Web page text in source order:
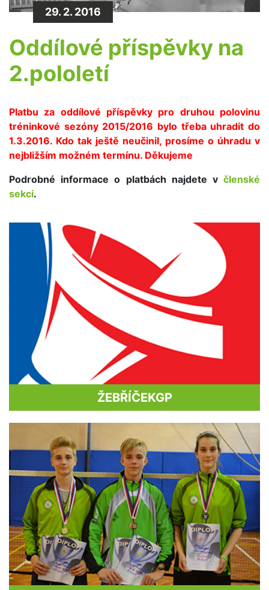
29. 2. 2016
Oddílové příspěvky na
2.pololetí
Platbu za oddílové příspěvky pro druhou polovinu
tréninkové sezóny 2015/2016 bylo třeba uhradit do
1.3.2016. Kdo tak ještě neučinil, prosíme o úhradu v
nejbližším možném termínu. Děkujeme
Podrobné informace o platbách najdete v členské
sekci.
ŽEBŘÍČEKGP